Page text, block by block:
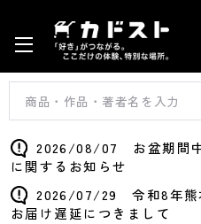
2026/08/07 お盆期間中
に関するお知らせ
2026/07/29 令和8年熊
お届け遅延につきまして